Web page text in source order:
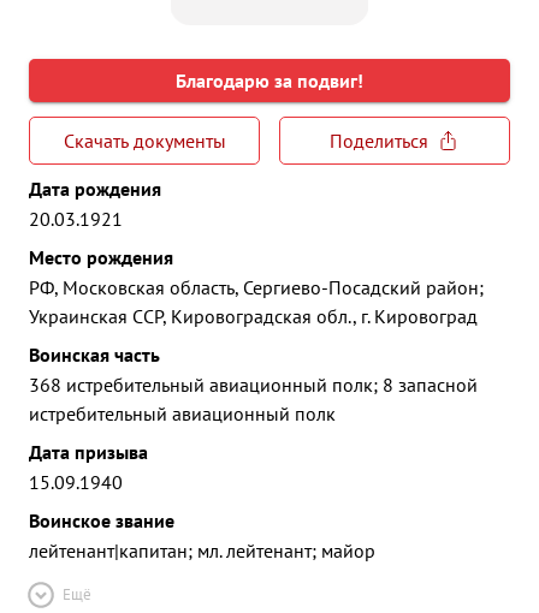
Благодарю за подвиг!
Скачать документы
Поделиться
Дата рождения
20.03.1921
Место рождения
РФ, Московская область, Сергиево-Посадский район;
Украинская ССР, Кировоградская обл., г. Кировоград
Воинская часть
368 истребительный авиационный полк; 8 запасной
истребительный авиационный полк
Дата призыва
15.09.1940
Воинское звание
лейтенант|капитан; мл. лейтенант; майор
Ещё